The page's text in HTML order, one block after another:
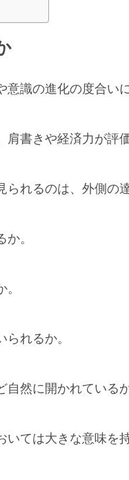
識の進化の度合い
書きや経済力が評
れるのは、外側の
。
れるか。
然に開かれているか
ては大きな意味を持